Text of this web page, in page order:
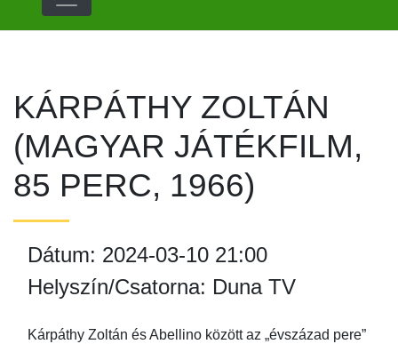
KÁRPÁTHY ZOLTÁN
(MAGYAR JÁTÉKFILM,
85 PERC, 1966)
Dátum: 2024-03-10 21:00
Helyszín/Csatorna: Duna TV
Kárpáthy Zoltán és Abellino között az „évszázad pere”